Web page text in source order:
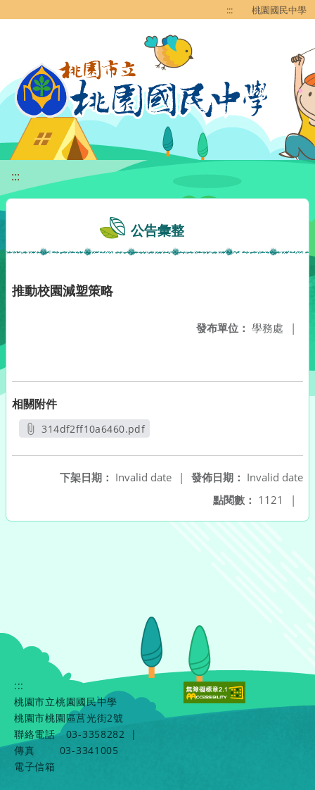
::: 桃園國民中學
:::
公告彙整
推動校園減塑策略
發布單位： 學務處 |
相關附件
314df2ff10a6460.pdf
發佈日期： Invalid date
下架日期： Invalid date
|
點閱數： 1121 |
:::
桃園市立桃園國民中學
桃園市桃園區莒光街2號
聯絡電話
03-3358282
|
傳真
03-3341005
電子信箱